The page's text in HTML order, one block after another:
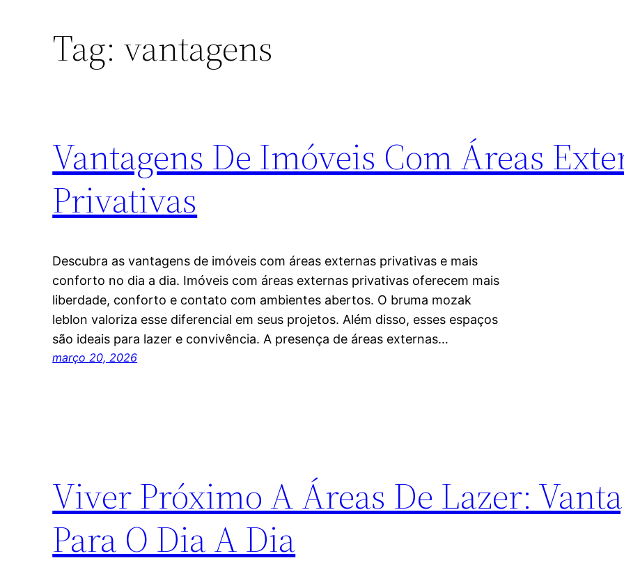
Tag: vantagens
Vantagens De Imóveis Com Áreas
Privativas
Descubra as vantagens de imóveis com áreas externas privativas e mais
conforto no dia a dia. Imóveis com áreas externas privativas oferecem mais
liberdade, conforto e contato com ambientes abertos. O bruma mozak
leblon valoriza esse diferencial em seus projetos. Além disso, esses espaços
são ideais para lazer e convivência. A presença de áreas externas…
março 20, 2026
Viver Próximo A Áreas De Lazer:
Para O Dia A Dia